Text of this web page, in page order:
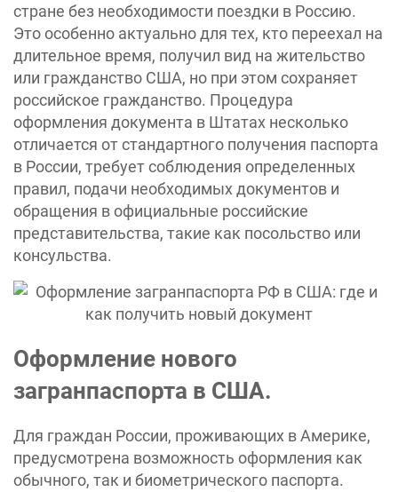
стране без необходимости поездки в Россию.
Это особенно актуально для тех, кто переехал на
длительное время, получил вид на жительство
или гражданство США, но при этом сохраняет
российское гражданство. Процедура
оформления документа в Штатах несколько
отличается от стандартного получения паспорта
в России, требует соблюдения определенных
правил, подачи необходимых документов и
обращения в официальные российские
представительства, такие как посольство или
консульства.
Оформление нового
загранпаспорта в США.
Для граждан России, проживающих в Америке,
предусмотрена возможность оформления как
обычного, так и биометрического паспорта.